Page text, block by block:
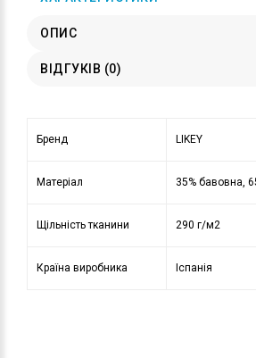
ОПИС
ВІДГУКІВ (0)
Бренд LIKEY
Матеріал 35% бавовна,
Щільність тканини 290 г/м2
Країна виробника Іспанія